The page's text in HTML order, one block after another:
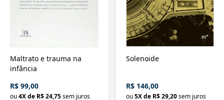
Maltrato e trauma na
infância
R$ 99,00
ou4X de R$ 24,75sem juros
Solenoide
R$ 146,00
ou 5X de R$ 29,20 sem juros